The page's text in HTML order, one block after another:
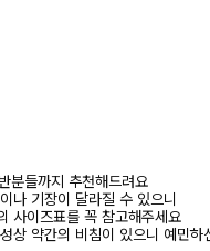
분들까지 추천해드려요
나 기장이 달라질 수 있으니
사이즈표를 꼭 참고해주세요
상 약간의 비침이 있으니 예민